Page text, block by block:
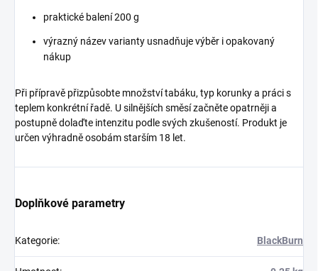
praktické balení 200 g
výrazný název varianty usnadňuje výběr i opakovaný
nákup
Při přípravě přizpůsobte množství tabáku, typ korunky a práci s
teplem konkrétní řadě. U silnějších směsí začněte opatrněji a
postupně dolaďte intenzitu podle svých zkušeností. Produkt je
určen výhradně osobám starším 18 let.
Doplňkové parametry
Kategorie: BlackBurn